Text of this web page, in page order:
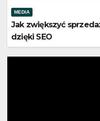
MEDIA
Jak zwiększyć
dzięki SEO